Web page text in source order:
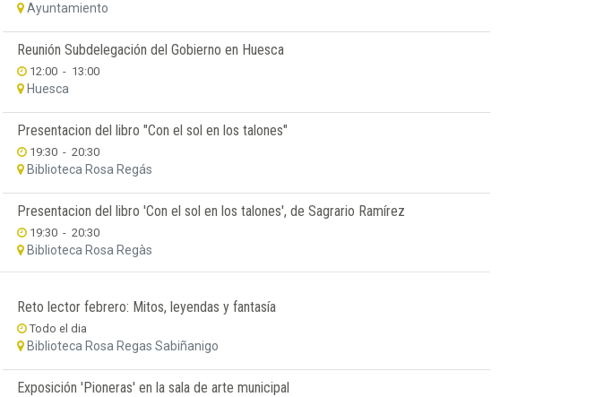
Ayuntamiento
Reunión Subdelegación del Gobierno en Huesca
12:00 - 13:00
Huesca
Presentacion del libro "Con el sol en los talones"
19:30 - 20:30
Biblioteca Rosa Regás
Presentacion del libro 'Con el sol en los talones', de Sagrario Ramírez
19:30 - 20:30
Biblioteca Rosa Regàs
Reto lector febrero: Mitos, leyendas y fantasía
Todo el dia
Biblioteca Rosa Regas Sabiñanigo
Exposición 'Pioneras' en la sala de arte municipal